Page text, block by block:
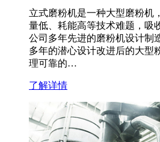
立式磨粉机是一种大型磨粉机
量低、耗能高等技术难题，吸
公司多年先进的磨粉机设计制
多年的潜心设计改进后的大型
理可靠的…
了解详情